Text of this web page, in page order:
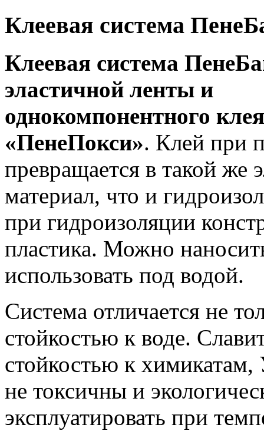
Клеевая система
Клеевая система
эластичной ленты и
однокомпонентного клея
«ПенеПокси». Клей при
превращается в такой же
материал, что и
при гидроизоляции
пластика. Можно
использовать под водой.
Система отличается не
стойкостью к воде.
стойкостью к
не токсичны и
эксплуатировать при